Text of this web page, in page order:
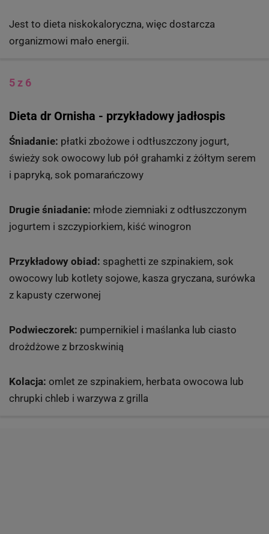
Jest to dieta niskokaloryczna, więc dostarcza
organizmowi mało energii.
5 z 6
Dieta dr Ornisha - przykładowy jadłospis
Śniadanie: płatki zbożowe i odtłuszczony jogurt,
świeży sok owocowy lub pół grahamki z żółtym serem
i papryką, sok pomarańczowy
Drugie śniadanie: młode ziemniaki z odtłuszczonym
jogurtem i szczypiorkiem, kiść winogron
Przykładowy obiad: spaghetti ze szpinakiem, sok
owocowy lub kotlety sojowe, kasza gryczana, surówka
z kapusty czerwonej
Podwieczorek: pumpernikiel i maślanka lub ciasto
drożdżowe z brzoskwinią
Kolacja: omlet ze szpinakiem, herbata owocowa lub
chrupki chleb i warzywa z grilla